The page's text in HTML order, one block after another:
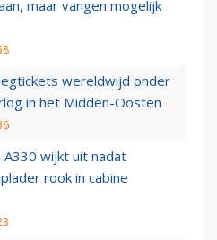
maar vangen mogelijk
wereldwijd onder
in het Midden-Oosten
A330 wijkt uit nadat
rook in cabine